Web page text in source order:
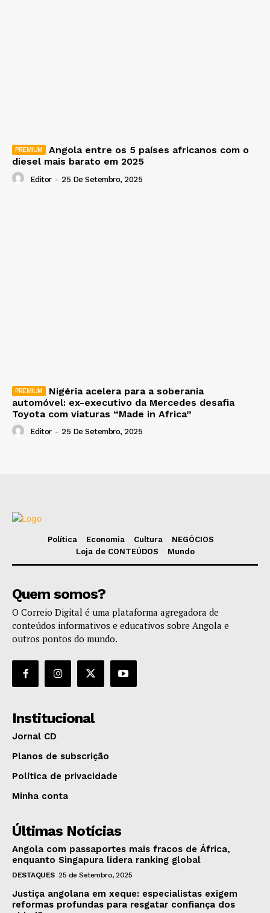
Angola entre os 5 países africanos com o
diesel mais barato em 2025
Editor - 25 De Setembro, 2025
Nigéria acelera para a soberania
automóvel: ex-executivo da Mercedes desafia
Toyota com viaturas “Made in Africa”
Editor - 25 De Setembro, 2025
Política Economia Cultura
NEGÓCIOS
Loja de CONTEÚDOS
Mundo
Quem somos?
O Correio Digital é uma plataforma agregadora de
conteúdos informativos e educativos sobre Angola e
outros pontos do mundo.
Institucional
Jornal CD
Planos de subscrição
Política de privacidade
Minha conta
Últimas Notícias
Angola com passaportes mais fracos de África,
enquanto Singapura lidera ranking global
DESTAQUES 25 de Setembro, 2025
Justiça angolana em xeque: especialistas exigem
reformas profundas para resgatar confiança dos